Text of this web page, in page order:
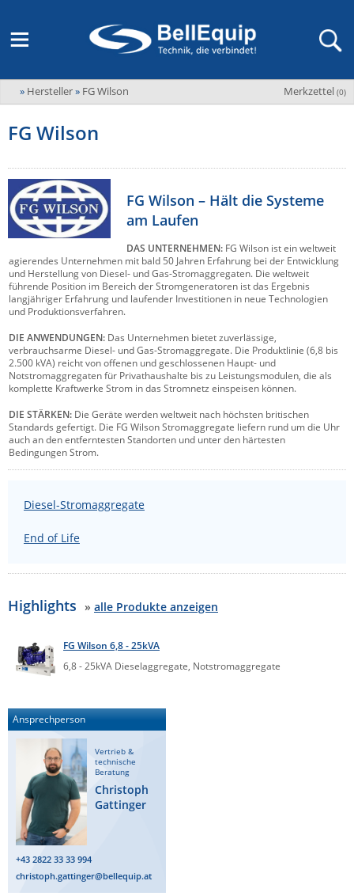
M2M Router, Antennen, VPN & SIM
Fernwartung via Mobilfunk (M2M)
SD-WAN & Bonding
Antennen
KVM & Audio/Video Signalverteilung
KVM
Audio/Video
USV, Energieverteilung & -messung
USV / UPS
Energiemessung
Industrielle Stromversorgung
Energieverteilung
IoT, Umgebungsmonitoring & Sensorik
IP, WLAN & GSM Sensorik
Datenlogger
IoT - Internet of Things
Remote I/O
IPC, Industrielle Netzwerktechnik & WLAN
Industrielle Netzwerktechnik / Kommunikation
Industrielle Computer
Wi-Fi - WLAN - Wireless
IT Netzwerktechnik / Kommunikation
Sonstige
Adder
Advantech
Advantech-Conel
AKCP / AKCess Pro
Amit
Bachmann
Black Box
Cambium Networks
Comet System
CompleTech
Contemporary Controls
Digi
Eaton
Elsys
Gefen
Gude
High Sec Labs
HW group
IEC Lock
Kerlink
Kramer Electronics
KVM TEC
Legrand
LigoWave
Übersicht
Neue Produkte
Veranstaltungen
Bell-Up-to-Date Magazine
Aktueller Newsletter
LAGERABVERKAUF Stromverteilung und -messung
Unternehmen
Veranstaltungen
Jobs & Karriere
News
Merkzettel (0)
» Hersteller» FG Wilson
FG Wilson
FG Wilson – Hält die Systeme
am Laufen
DAS UNTERNEHMEN:FG Wilson ist ein weltweit
agierendes Unternehmen mit bald 50 Jahren Erfahrung bei der Entwicklung
und Herstellung von Diesel- und Gas-Stromaggregaten. Die weltweit
führende Position im Bereich der Stromgeneratoren ist das Ergebnis
langjähriger Erfahrung und laufender Investitionen in neue Technologien
und Produktionsverfahren.
DIE ANWENDUNGEN: Das Unternehmen bietet zuverlässige,
verbrauchsarme Diesel- und Gas-Stromaggregate. Die Produktlinie (6,8 bis
2.500 kVA) reicht von offenen und geschlossenen Haupt- und
Notstromaggregaten für Privathaushalte bis zu Leistungsmodulen, die als
komplette Kraftwerke Strom in das Stromnetz einspeisen können.
DIE STÄRKEN: Die Geräte werden weltweit nach höchsten britischen
Standards gefertigt. Die FG Wilson Stromaggregate liefern rund um die Uhr
auch an den entferntesten Standorten und unter den härtesten
Bedingungen Strom.
Diesel-Stromaggregate
End of Life
Highlights » alle Produkte anzeigen
FG Wilson 6,8 - 25kVA
6,8 - 25kVA Dieselaggregate, Notstromaggregate
Ansprechperson
Vertrieb &
technische
Beratung
Christoph
Gattinger
+43 2822 33 33 994
christoph.gattinger@bellequip.at